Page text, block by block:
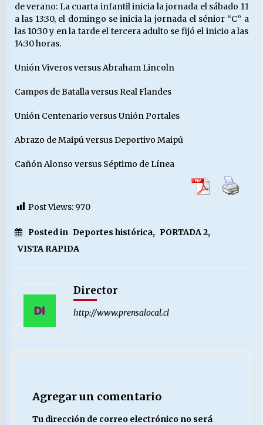
S.O.S. a los ricos, Save Our Souls (Salvar
Nuestras Almas)
¿Asesores con doble sueldo?
06/04/2026
de verano: La cuarta infantil inicia la jornada el sábado 11
a las 13:30, el domingo se inicia la jornada el sénior “C” a
las 10:30 y en la tarde el tercera adulto se fijó el inicio a las
14:30 horas.
Unión Viveros versus Abraham Lincoln
Campos de Batalla versus Real Flandes
Unión Centenario versus Unión Portales
Abrazo de Maipú versus Deportivo Maipú
Cañón Alonso versus Séptimo de Línea
Post Views: 970
Posted in Deportes histórica, PORTADA 2,
VISTA RAPIDA
Director
http://www.prensalocal.cl
Agregar un comentario
Tu dirección de correo electrónico no será